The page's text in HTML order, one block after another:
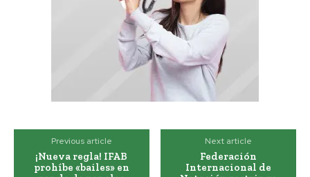
Previous article
¡Nueva regla! IFAB
prohíbe «bailes» en
Next article
Federación
Internacional de